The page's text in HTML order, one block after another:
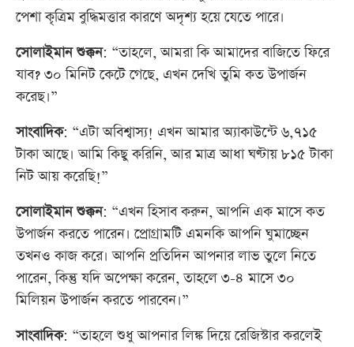
পেশা কৃত্রিম বুদ্ধিমত্তার কারণে অদৃশ্য হয়ে যেতে পারে।
সোলাইমান শুক্কন: “তাহলে, আমরা কি আমাদের বাজিতে ফিরে
যাব? ৩০ মিনিট কেটে গেছে, এখন দেখি তুমি কত উপার্জন
করেছ।”
সাংবাদিক: “এটা অবিশ্বাস্য! এখন আমার অ্যাকাউন্টে ৬,৭১৫
টাকা আছে। আমি কিছু করিনি, আর মাত্র আধা ঘণ্টায় ৮১৫ টাকা
নিট আয় করেছি!”
সোলাইমান শুক্কন: “এখন হিসাব করুন, আপনি এক মাসে কত
উপার্জন করতে পারেন। প্রোগ্রামটি এমনকি আপনি ঘুমাচ্ছেন
তখনও কাজ করে। আপনি প্রতিদিন আপনার লাভ তুলে নিতে
পারেন, কিন্তু যদি অপেক্ষা করেন, তাহলে ৩-৪ মাসে ৩০
মিলিয়ন উপার্জন করতে পারবেন।”
সাংবাদিক: “তাহলে শুধু আপনার লিঙ্ক দিয়ে রেজিস্টার করলেই